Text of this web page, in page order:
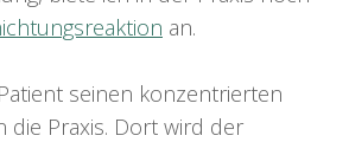
an.
seinen konzentrierten
die Praxis. Dort wird der